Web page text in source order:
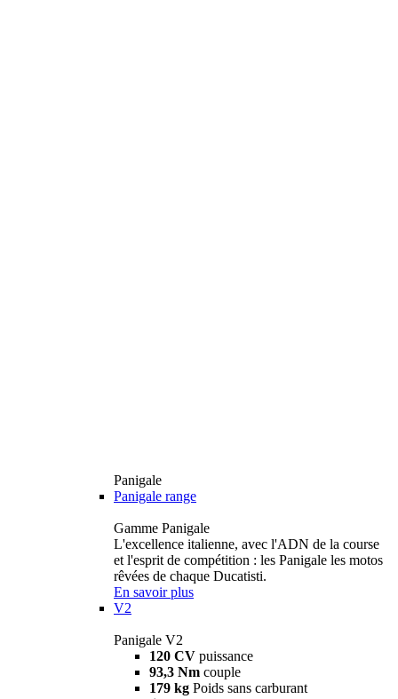
Panigale
Panigale range
Gamme Panigale
L'excellence italienne, avec l'ADN de la course
et l'esprit de compétition : les Panigale les motos
rêvées de chaque Ducatisti.
En savoir plus
V2
Panigale V2
120 CV puissance
93,3 Nm couple
179 kg Poids sans carburant